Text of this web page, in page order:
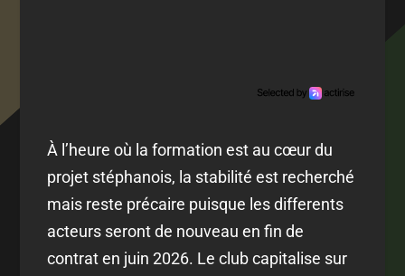
À l’heure où la formation est au cœur du
projet stéphanois, la stabilité est recherché
mais reste précaire puisque les differents
acteurs seront de nouveau en fin de
contrat en juin 2026. Le club capitalise sur